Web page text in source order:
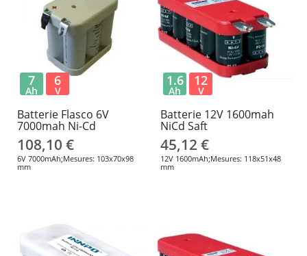
Batterie Flasco 6V
7000mah Ni-Cd
108,10 €
6V 7000mAh;Mesures: 103x70x98
mm
7
Ah
6
V
Batterie 12V 1600mah
NiCd Saft
45,12 €
12V 1600mAh;Mesures: 118x51x48
mm
1.6
Ah
12
V